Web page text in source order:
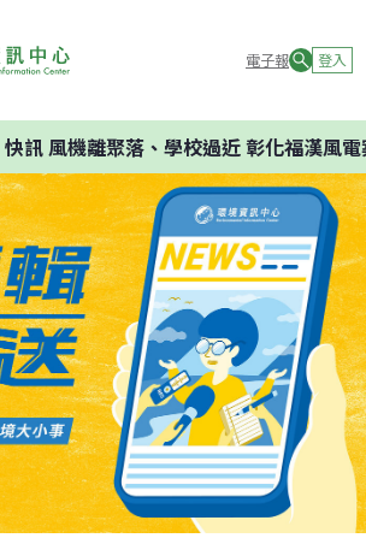
電子報 登入
快訊風機離聚落、學校過近 彰化福漢風電